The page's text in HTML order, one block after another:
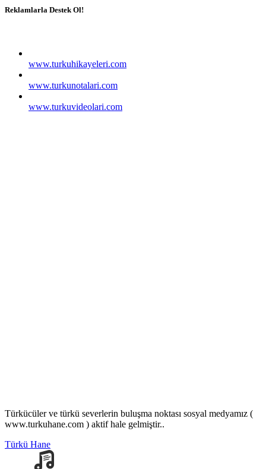
Reklamlarla Destek Ol!
www.turkuhikayeleri.com
www.turkunotalari.com
www.turkuvideolari.com
Türkücüler ve türkü severlerin buluşma noktası sosyal medyamız (
www.turkuhane.com ) aktif hale gelmiştir..
Türkü Hane